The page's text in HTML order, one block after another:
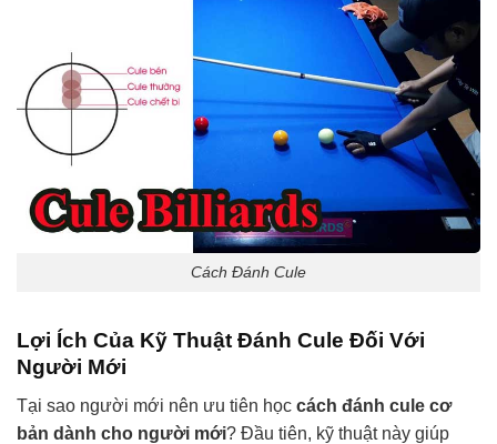
Cách Đánh Cule
Lợi Ích Của Kỹ Thuật Đánh Cule Đối Với
Người Mới
Tại sao người mới nên ưu tiên học cách đánh cule cơ
bản dành cho người mới? Đầu tiên, kỹ thuật này giúp